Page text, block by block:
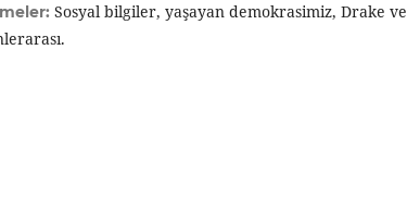
Sosyal bilgiler, yaşayan demokrasimiz, Drake ve